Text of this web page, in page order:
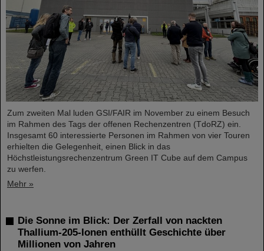
Zum zweiten Mal luden GSI/FAIR im November zu einem Besuch
im Rahmen des Tags der offenen Rechenzentren (TdoRZ) ein.
Insgesamt 60 interessierte Personen im Rahmen von vier Touren
erhielten die Gelegenheit, einen Blick in das
Höchstleistungsrechenzentrum Green IT Cube auf dem Campus
zu werfen.
Mehr »
Die Sonne im Blick: Der Zerfall von nackten
Thallium-205-Ionen enthüllt Geschichte über
Millionen von Jahren